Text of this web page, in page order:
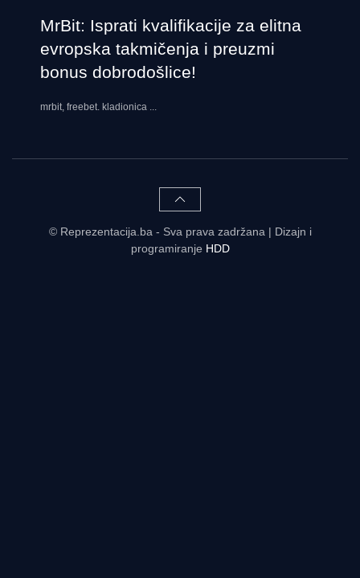
MrBit: Isprati kvalifikacije za elitna
evropska takmičenja i preuzmi
bonus dobrodošlice!
mrbit, freebet. kladionica ...
© Reprezentacija.ba - Sva prava zadržana | Dizajn i
programiranje HDD